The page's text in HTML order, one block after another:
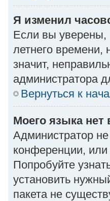
Я изменил
Если вы уверены,
летнего времени,
значит,
администратора
Вернуться к
Моего языка нет
Администратор
конференции,
Попробуйте
установить
пакета не